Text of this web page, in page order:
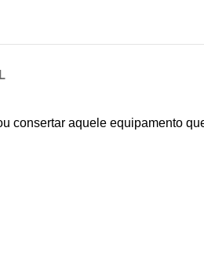
consertar aquele equipamento